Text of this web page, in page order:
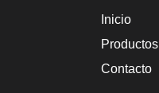
Inicio
Productos
Contacto